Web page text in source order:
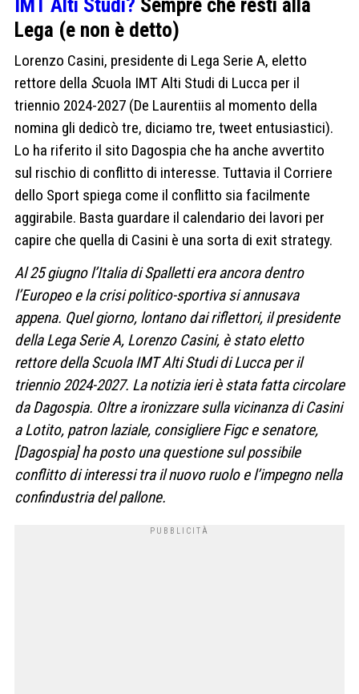
Lega (e non è detto)
Lorenzo Casini, presidente di Lega Serie A, eletto
rettore della Scuola IMT Alti Studi di Lucca per il
triennio 2024-2027 (De Laurentiis al momento della
nomina gli dedicò tre, diciamo tre, tweet entusiastici).
Lo ha riferito il sito Dagospia che ha anche avvertito
sul rischio di conflitto di interesse. Tuttavia il Corriere
dello Sport spiega come il conflitto sia facilmente
aggirabile. Basta guardare il calendario dei lavori per
capire che quella di Casini è una sorta di exit strategy.
Al 25 giugno l’Italia di Spalletti era ancora dentro
l’Europeo e la crisi politico-sportiva si annusava
appena. Quel giorno, lontano dai riflettori, il presidente
della Lega Serie A, Lorenzo Casini, è stato eletto
rettore della Scuola IMT Alti Studi di Lucca per il
triennio 2024-2027. La notizia ieri è stata fatta circolare
da Dagospia. Oltre a ironizzare sulla vicinanza di Casini
a Lotito, patron laziale, consigliere Figc e senatore,
[Dagospia] ha posto una questione sul possibile
conflitto di interessi tra il nuovo ruolo e l’impegno nella
confindustria del pallone.